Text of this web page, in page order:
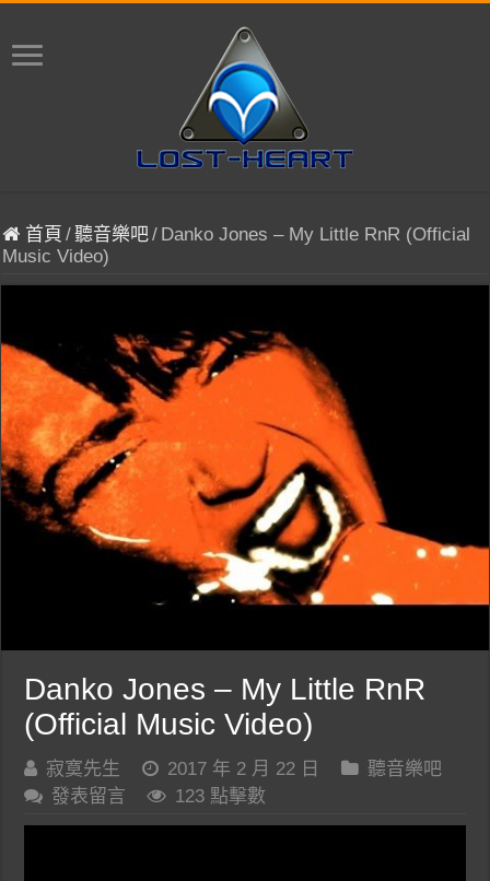
首頁 /聽音樂吧/ Danko Jones – My Little RnR (Official
Music Video)
Danko Jones – My Little RnR
(Official Music Video)
寂寞先生 2017 年 2 月 22 日
聽音樂吧
發表留言
123 點擊數